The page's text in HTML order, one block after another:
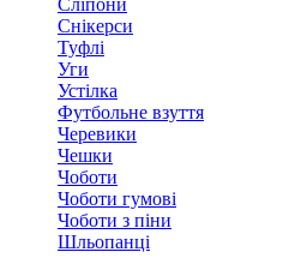
Сліпони
Снікерси
Туфлі
Уги
Устілка
Футбольне взуття
Черевики
Чешки
Чоботи
Чоботи гумові
Чоботи з піни
Шльопанці